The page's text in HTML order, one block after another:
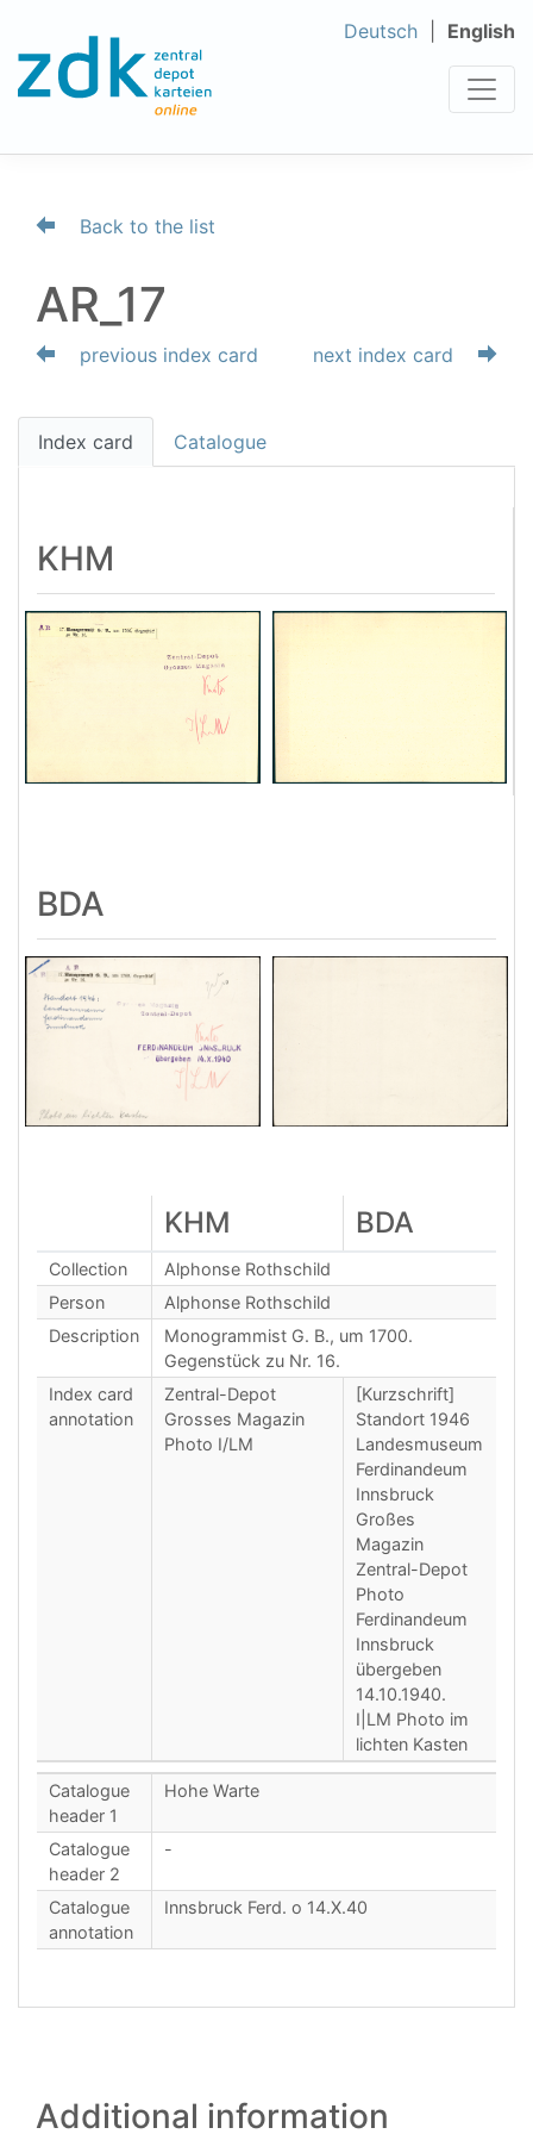
Deutsch English
Back to the list
AR_17
previous index card next index card
Index card Catalogue
KHM
BDA
KHM BDA
Collection
Alphonse Rothschild
Person
Alphonse Rothschild
Description
Monogrammist G. B., um 1700.
Gegenstück zu Nr. 16.
Index card
annotation
Zentral-Depot
Grosses Magazin
Photo I/LM
[Kurzschrift]
Standort 1946
Landesmuseum
Ferdinandeum
Innsbruck
Großes
Magazin
Zentral-Depot
Photo
Ferdinandeum
Innsbruck
übergeben
14.10.1940.
I|LM Photo im
lichten Kasten
Catalogue
header 1
Hohe Warte
Catalogue
header 2
-
Catalogue
annotation
Innsbruck Ferd. o 14.X.40
Additional information